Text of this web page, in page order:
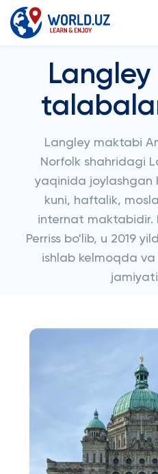
Langley maktabi
Norfolk shahridagi
yaqinida joylashgan
kuni, haftalik,
internat maktabidir.
Perriss bo'lib, u 2019
ishlab kelmoqda